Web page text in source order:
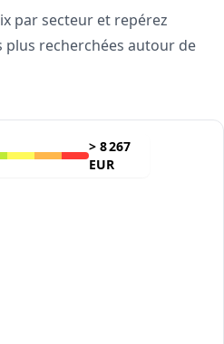
par secteur et repérez
plus recherchées autour de
> 8 267
EUR